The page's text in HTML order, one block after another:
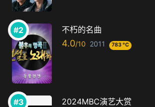
不朽的名曲
4.0 2011 783 °C
2024MBC演艺大赏